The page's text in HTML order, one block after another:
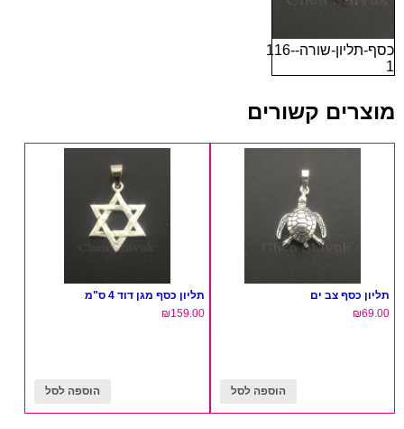
כסף-תליון-שורה-116-
1
מוצרים קשורים
תליון כסף צב ים
₪69.00
הוספה לסל
תליון כסף מגן דוד 4 ס"מ
₪159.00
הוספה לסל